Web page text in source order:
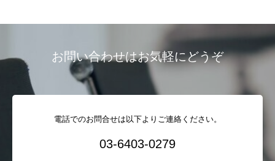
お問い合わせはお気軽にどうぞ
電話でのお問合せは以下よりご連絡ください。
03-6403-0279